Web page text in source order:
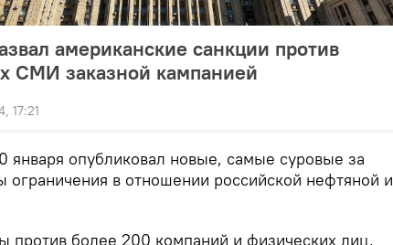
американские санкции против
СМИ заказной кампанией
17:21
опубликовал новые, самые суровые за
ограничения в отношении российской нефтяной и
против более 200 компаний и физических лиц,